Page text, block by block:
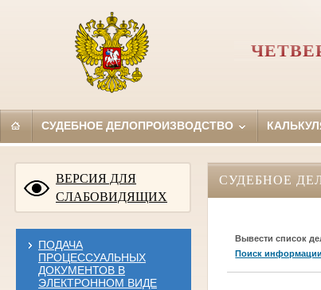
СУДЕБНОЕ ДЕЛОПРОИЗВОДСТВО
ВЕРСИЯ ДЛЯ
СЛАБОВИДЯЩИХ
ПОДАЧА
ПРОЦЕССУАЛЬНЫХ
ДОКУМЕНТОВ В
ЭЛЕКТРОННОМ ВИДЕ
СУДЕБНОЕ
Вывести список
Поиск